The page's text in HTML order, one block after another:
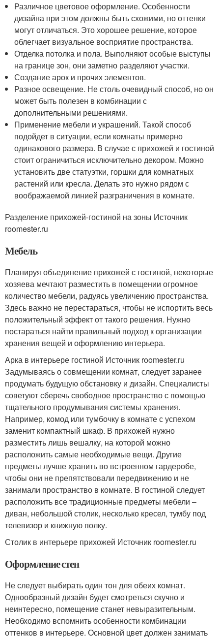
Различное цветовое оформление. Особенности
дизайна при этом должны быть схожими, но оттенки
могут отличаться. Это хорошее решение, которое
облегчает визуальное восприятие пространства.
Отделка потолка и пола. Выполняют особые выступы
на границе зон, они заметно разделяют участки.
Создание арок и прочих элементов.
Разное освещение. Не столь очевидный способ, но он
может быть полезен в комбинации с
дополнительными решениями.
Применение мебели и украшений. Такой способ
подойдет в ситуации, если комнаты примерно
одинакового размера. В случае с прихожей и гостиной
стоит ограничиться исключительно декором. Можно
установить две статуэтки, горшки для комнатных
растений или кресла. Делать это нужно рядом с
воображаемой линией разграничения в комнате.
Разделение прихожей-гостиной на зоны Источник
roomester.ru
Мебель
Планируя объединение прихожей с гостиной, некоторые
хозяева мечтают разместить в помещении огромное
количество мебели, радуясь увеличению пространства.
Здесь важно не перестараться, чтобы не испортить весь
положительный эффект от такого решения. Нужно
постараться найти правильный подход к организации
хранения вещей и оформлению интерьера.
Арка в интерьере гостиной Источник roomester.ru
Задумываясь о совмещении комнат, следует заранее
продумать будущую обстановку и дизайн. Специалисты
советуют сберечь свободное пространство с помощью
тщательного продумывания системы хранения.
Например, комод или тумбочку в комнате с успехом
заменит компактный шкаф. В прихожей нужно
разместить лишь вешалку, на которой можно
расположить самые необходимые вещи. Другие
предметы лучше хранить во встроенном гардеробе,
чтобы они не препятствовали передвижению и не
занимали пространство в комнате. В гостиной следует
расположить все традиционные предметы мебели –
диван, небольшой столик, несколько кресел, тумбу под
телевизор и книжную полку.
Столик в интерьере прихожей Источник roomester.ru
Оформление стен
Не следует выбирать один тон для обеих комнат.
Однообразный дизайн будет смотреться скучно и
неинтересно, помещение станет невыразительным.
Необходимо вспомнить особенности комбинации
оттенков в интерьере. Основной цвет должен занимать